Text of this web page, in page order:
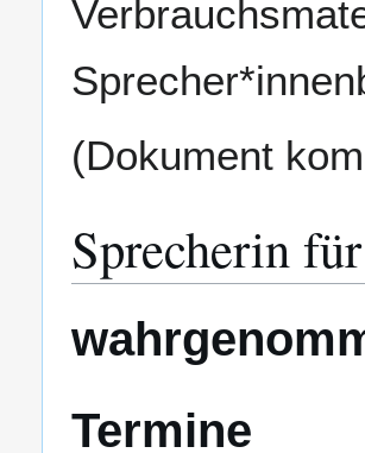
(Dokument
Sprecherin
Termine